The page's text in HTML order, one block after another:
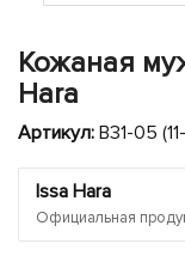
Кожаная
Hara
Артикул: B31-05
Issa Hara
Официальная